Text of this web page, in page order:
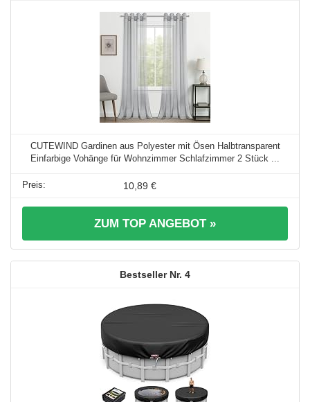
CUTEWIND Gardinen aus Polyester mit Ösen Halbtransparent
Einfarbige Vohänge für Wohnzimmer Schlafzimmer 2 Stück ...
10,89 €
ZUM TOP ANGEBOT »
4